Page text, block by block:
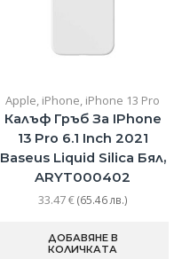
Apple, iPhone, iPhone 13 Pro
Калъф Гръб За IPhone
13 Pro 6.1 Inch 2021
Baseus Liquid Silica Бял,
ARYT000402
33.47€(65.46 лв.)
ДОБАВЯНЕ В
КОЛИЧКАТА